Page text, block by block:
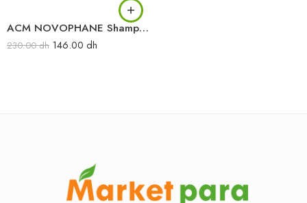
ACM NOVOPHANE Shampooing doux 200ML
230.00dh 146.00 dh